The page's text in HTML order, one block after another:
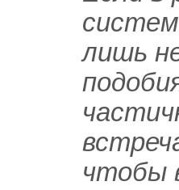
лишь
чтобы